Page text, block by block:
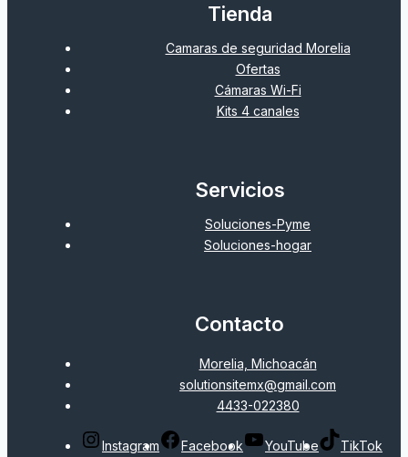
Tienda
Camaras de seguridad Morelia
Ofertas
Cámaras Wi-Fi
Kits 4 canales
Servicios
Soluciones-Pyme
Soluciones-hogar
Contacto
Morelia, Michoacán
solutionsitemx@gmail.com
4433-022380
Instagram Facebook YouTube TikTok